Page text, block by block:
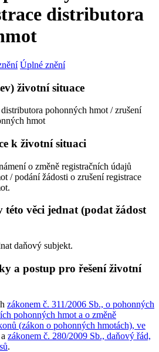
distributora
Úplné znění
životní situace
pohonných hmot / zrušení
hmot
k životní situaci
o změně registračních údajů
/ podání žádosti o zrušení registrace
věci jednat (podat žádost
daňový subjekt.
a postup pro řešení životní
zákonem č. 311/2006 Sb., o pohonných
pohonných hmot a o změně
(zákon o pohonných hmotách), ve
zákonem č. 280/2009 Sb., daňový řád,
.